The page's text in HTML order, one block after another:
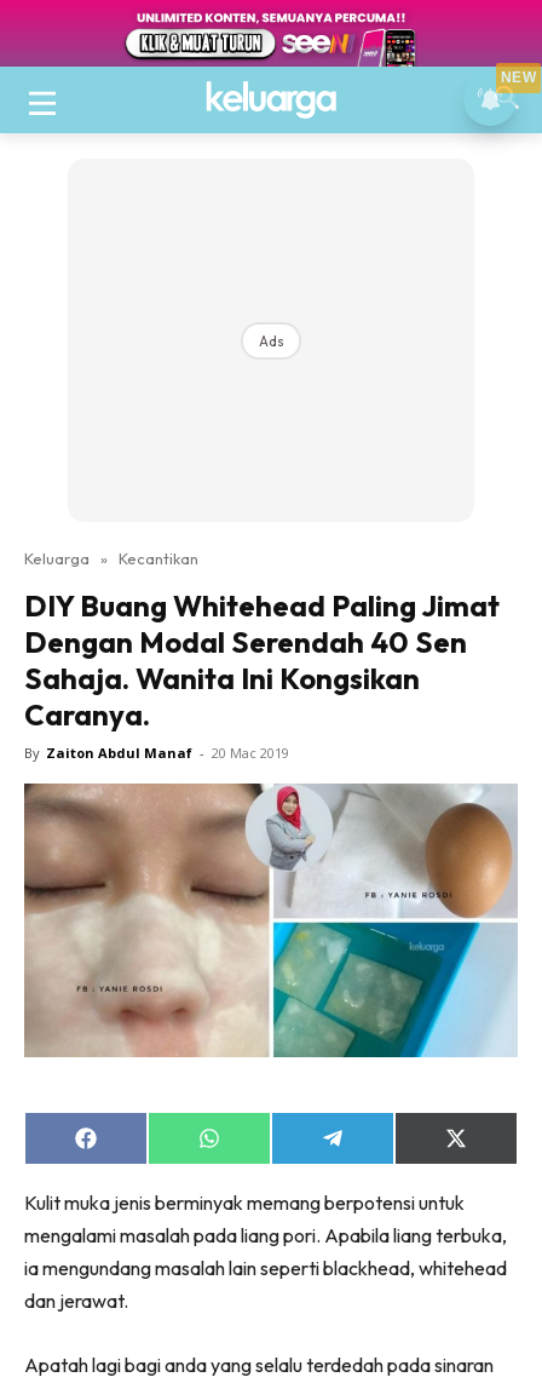
Ads
Keluarga » Kecantikan
DIY Buang Whitehead Paling Jimat
Dengan Modal Serendah 40 Sen
Sahaja. Wanita Ini Kongsikan
Caranya.
By Zaiton Abdul Manaf - 20 Mac 2019
Share
on
Share
on
Share
on
Share
on
(Twitter)
Kulit muka jenis berminyak memang berpotensi untuk
mengalami masalah pada liang pori. Apabila liang terbuka,
ia mengundang masalah lain seperti blackhead, whitehead
dan jerawat.
Apatah lagi bagi anda yang selalu terdedah pada sinaran
NEW